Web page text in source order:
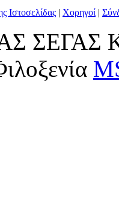
Ιστοσελίδας | Χορηγοί |
ΣΕΓΑΣ